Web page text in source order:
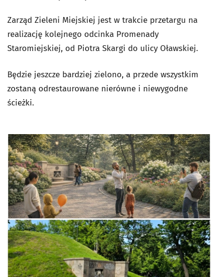
Zarząd Zieleni Miejskiej jest w trakcie przetargu na
realizację kolejnego odcinka Promenady
Staromiejskiej, od Piotra Skargi do ulicy Oławskiej.
Będzie jeszcze bardziej zielono, a przede wszystkim
zostaną odrestaurowane nierówne i niewygodne
ścieżki.